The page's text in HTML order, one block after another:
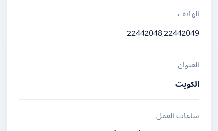
الهاتف
22442048,22442049
العنوان
الكويت
ساعات العمل